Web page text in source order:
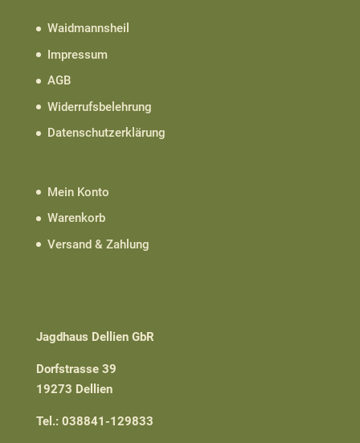
Waidmannsheil
Impressum
AGB
Widerrufsbelehrung
Datenschutzerklärung
Mein Konto
Warenkorb
Versand & Zahlung
Jagdhaus Dellien GbR
Dorfstrasse 39
19273 Dellien
Tel.: 038841-129833